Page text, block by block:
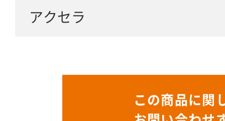
アクセラ
この商品に関